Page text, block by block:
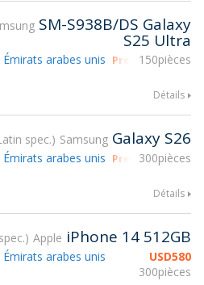
SM-S938B/DS Galaxy
S25 Ultra
150pièces
arabes unis Prendre part à
Détails
spec. Samsung Galaxy S26
300pièces
arabes unis Prendre part à
Détails
Apple iPhone 14 512GB
USD580
300pièces
arabes unis